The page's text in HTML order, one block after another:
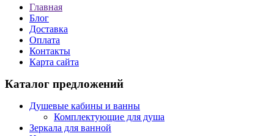
Главная
Блог
Доставка
Оплата
Контакты
Карта сайта
Каталог предложений
Душевые кабины и ванны
Комплектующие для душа
Зеркала для ванной